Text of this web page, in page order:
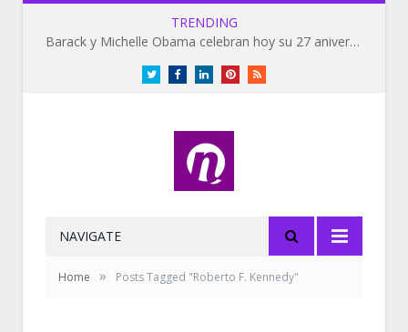
TRENDING
Barack y Michelle Obama celebran hoy su 27 aniversario de bodas
TwitterFacebookLinkedInPinterestRSS
NAVIGATE
Home » Posts Tagged "Roberto F. Kennedy"